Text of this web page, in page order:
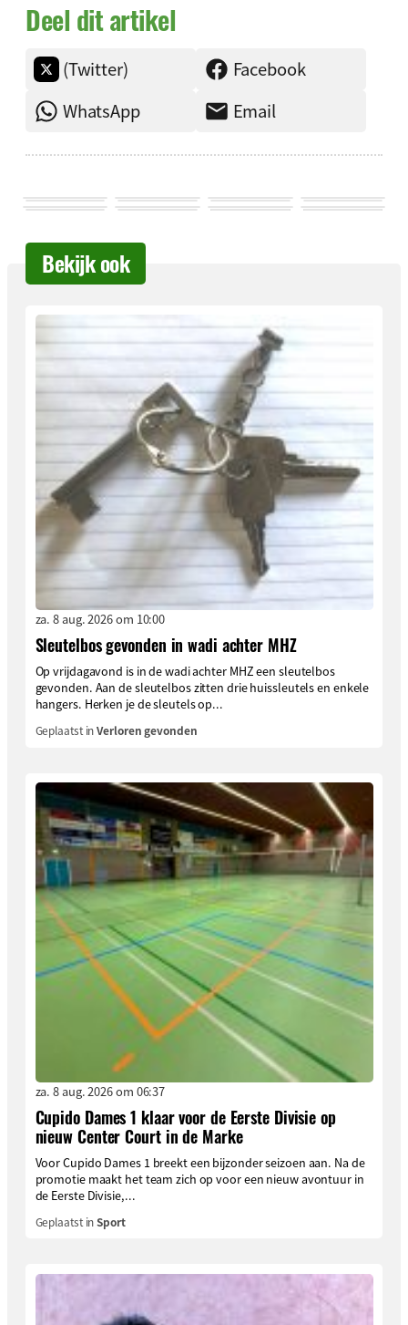
Deel dit artikel
(Twitter)
Facebook
WhatsApp
Email
Bekijk ook
za. 8 aug. 2026 om 10:00
Sleutelbos gevonden in wadi achter MHZ
Op vrijdagavond is in de wadi achter MHZ een sleutelbos
gevonden. Aan de sleutelbos zitten drie huissleutels en enkele
hangers. Herken je de sleutels op...
Geplaatst inVerloren gevonden
za. 8 aug. 2026 om 06:37
Cupido Dames 1 klaar voor de Eerste Divisie op
nieuw Center Court in de Marke
Voor Cupido Dames 1 breekt een bijzonder seizoen aan. Na de
promotie maakt het team zich op voor een nieuw avontuur in
de Eerste Divisie,...
Geplaatst inSport